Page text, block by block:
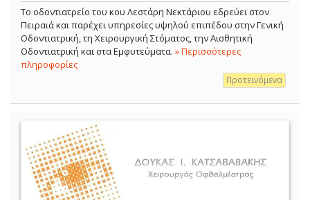
Το οδοντιατρείο του κου Λεστάρη Νεκτάριου εδρεύει στον
Πειραιά και παρέχει υπηρεσίες υψηλού επιπέδου στην Γενική
Οδοντιατρική, τη Χειρουργική Στόματος, την Αισθητική
Οδοντιατρική και στα Εμφυτεύματα. » Περισσότερες
πληροφορίες
Προτεινόμενα